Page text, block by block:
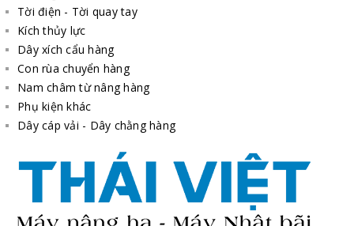
Tời điện - Tời quay tay
Kích thủy lực
Dây xích cẩu hàng
Con rùa chuyển hàng
Nam châm từ nâng hàng
Phụ kiện khác
Dây cáp vải - Dây chằng hàng